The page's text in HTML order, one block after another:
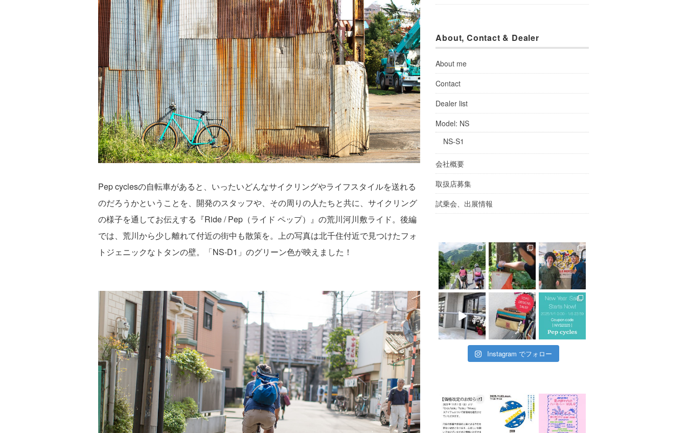
Pep cyclesの自転車があると、いったいどんなサイクリングやライフスタイルを送れる
のだろうかということを、開発のスタッフや、その周りの人たちと共に、サイクリング
の様子を通してお伝えする『Ride / Pep（ライド ペップ）』の荒川河川敷ライド。後編
では、荒川から少し離れて付近の街中も散策を。上の写真は北千住付近で見つけたフォ
トジェニックなトタンの壁。「NS-D1」のグリーン色が映えました！
About, Contact & Dealer
About me
Contact
Dealer list
Model: NS
NS-S1
会社概要
取扱店募集
試乗会、出展情報
Instagram でフォロー